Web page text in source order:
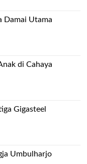
Damai Utama
di Cahaya
Gigasteel
Umbulharjo